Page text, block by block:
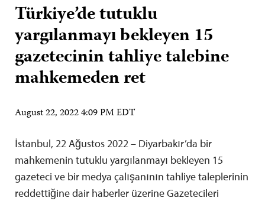
Türkiye’de tutuklu
yargılanmayı bekleyen 15
gazetecinin tahliye talebine
mahkemeden ret
August 22, 2022 4:09 PM EDT
İstanbul, 22 Ağustos 2022 – Diyarbakır’da bir
mahkemenin tutuklu yargılanmayı bekleyen 15
gazeteci ve bir medya çalışanının tahliye taleplerinin
reddettiğine dair haberler üzerine Gazetecileri